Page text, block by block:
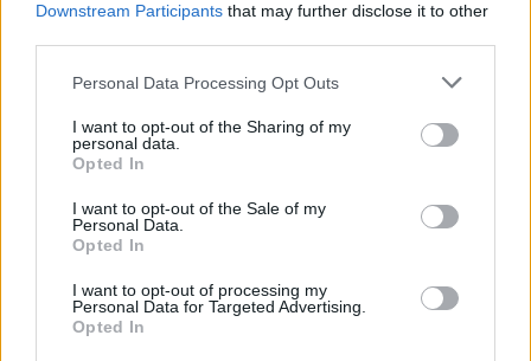
Downstream Participants that may further disclose it to other
Personal Data Processing Opt Outs
I want to opt-out of the Sharing of my
personal data.
Opted In
I want to opt-out of the Sale of my
Personal Data.
Opted In
I want to opt-out of processing my
Personal Data for Targeted Advertising.
Opted In
Η αποχώρηση της
Ηρώς Μουκίου από
τον Άγιο Έρωτα, το
μήνυμα και το
ευτυχισμένο φινάλε
ως Σμαρώ
Η γυναίκα που
Έρωτα για να
εκδικηθεί φίλους και